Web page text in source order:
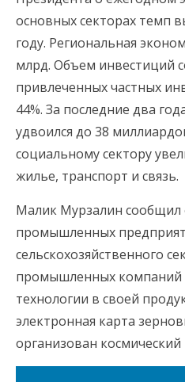
основных секторах темп
году. Региональная
млрд. Объем инвестиций
привлеченных частных
44%. За последние два
удвоился до 38
социальному сектору
жилье, транспорт и связь.
Малик Мурзалин сообщил
промышленных
сельскохозяйственного
промышленных компаний
технологии в своей
электронная карта
организован